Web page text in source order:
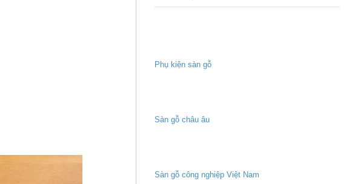
Phụ kiện sàn gỗ
Sàn gỗ châu âu
Sàn gỗ công nghiệp Việt Nam